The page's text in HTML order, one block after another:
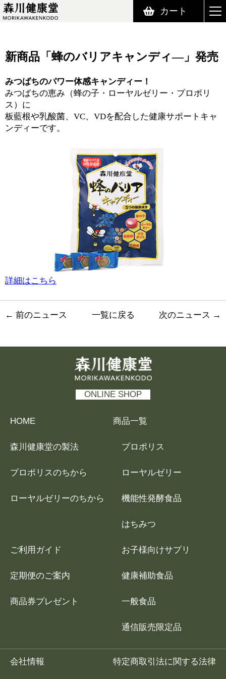
カート
新商品「蜂のバリアキャンディ―」発売
みつばちのパワー体感キャンディー！
みつばちの恵み（蜂の子・ローヤルゼリー・プロポリ
ス）に
板藍根や乳酸菌、VC、VDを配合した健康サポートキャ
ンディーです。
詳細はこちら
← 前のニュース 一覧に戻る 次のニュース →
森川健康堂 MORIKAWAKENKODO
ONLINE SHOP
HOME 商品一覧
プロポリス
ローヤルゼリー
機能性発酵食品
はちみつ
お子様向けサプリ
健康補助食品
一般食品
通信販売限定品
森川健康堂の製法
プロポリスのちから
ローヤルゼリーのちから
ご利用ガイド
定期便のご案内
商品券プレゼント
会社情報 特定商取引法に関する法律